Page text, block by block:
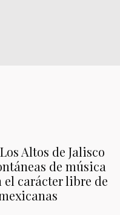
Altos de Jalisco
de música
el carácter libre de